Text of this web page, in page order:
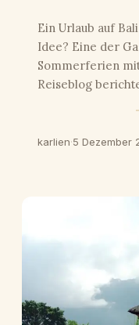
Ein Urlaub auf
Idee? Eine der
Sommerferien
Reiseblog
karlien·5 Dezember